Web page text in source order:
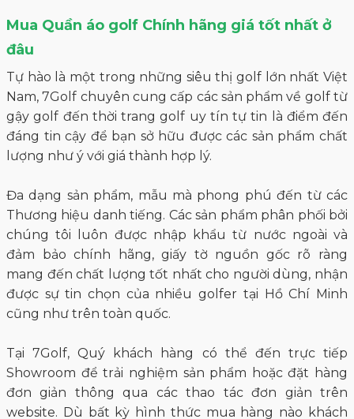
Mua Quần áo golf Chính hãng giá tốt nhất ở
đâu
Tự hào là một trong những siêu thị golf lớn nhất Việt
Nam, 7Golf chuyên cung cấp các sản phẩm về golf từ
đáng tin cậy để bạn sở hữu được các sản phẩm chất
lượng như ý với giá thành hợp lý.
Đa dạng sản phẩm, mẫu mà phong phú đến từ các